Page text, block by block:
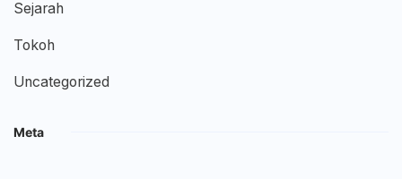
Sejarah
Tokoh
Uncategorized
Meta